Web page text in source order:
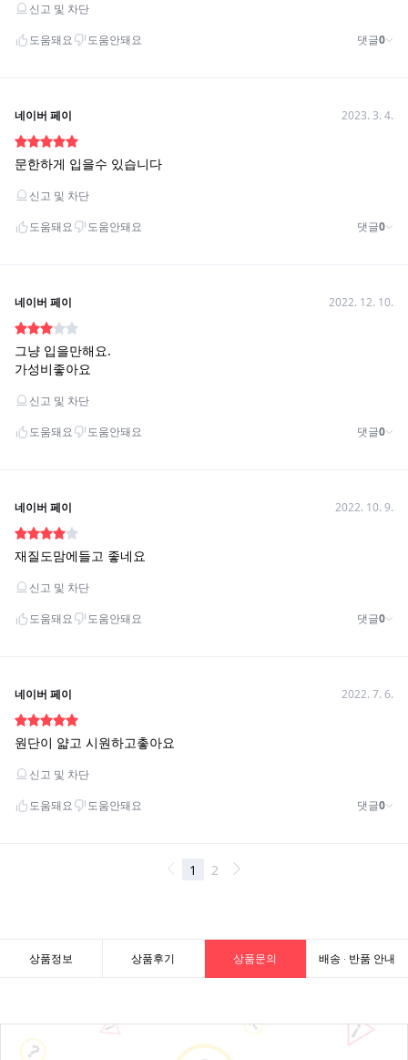
상품정보 상품후기 상품문의 배송 · 반품 안내